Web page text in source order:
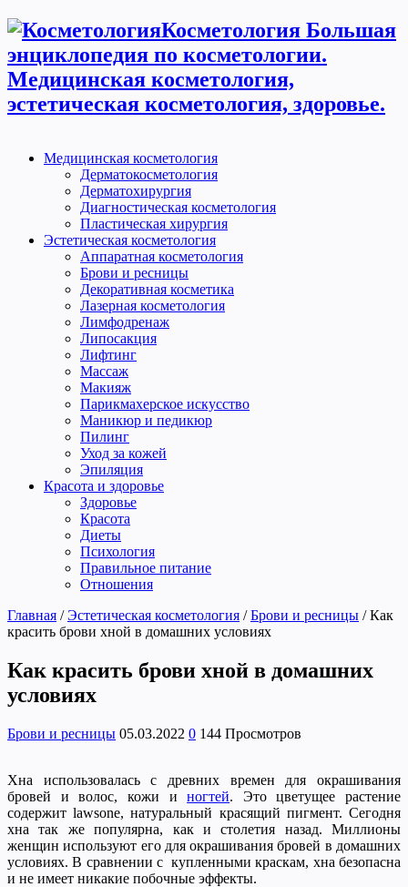
Косметология Большая
энциклопедия по косметологии.
Медицинская косметология,
эстетическая косметология, здоровье.
Медицинская косметология
Дерматокосметология
Дерматохирургия
Диагностическая косметология
Пластическая хирургия
Эстетическая косметология
Аппаратная косметология
Брови и ресницы
Декоративная косметика
Лазерная косметология
Лимфодренаж
Липосакция
Лифтинг
Массаж
Макияж
Парикмахерское искусство
Маникюр и педикюр
Пилинг
Уход за кожей
Эпиляция
Красота и здоровье
Здоровье
Красота
Диеты
Психология
Правильное питание
Отношения
Главная / Эстетическая косметология / Брови и ресницы / Как
красить брови хной в домашних условиях
Как красить брови хной в домашних
условиях
Брови и ресницы 05.03.2022 0 144 Просмотров
Хна использовалась с древних времен для окрашивания
бровей и волос, кожи иногтей. Это цветущее растение
содержит lawsone, натуральный красящий пигмент. Сегодня
хна так же популярна, как и столетия назад. Миллионы
женщин используют его для окрашивания бровей в домашних
условиях. В сравнении с купленными краскам, хна безопасна
и не имеет никакие побочные эффекты.